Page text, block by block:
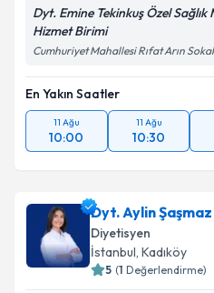
Dyt. Emine Tekinkuş Özel Sağlık
Hizmet Birimi
Cumhuriyet Mahallesi Rıfat Arın
En Yakın Saatler
11 Ağu
10:00
11 Ağu
10:30
Dyt. Aylin Şaşmaz
Diyetisyen
İstanbul, Kadıköy
5 (1 Değerlendirme)